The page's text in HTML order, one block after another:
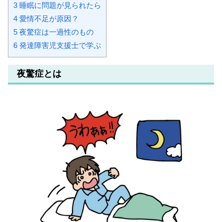
3 睡眠に問題が見られたら
4 愛情不足が原因？
5 夜驚症は一過性のもの
6 発達障害児支援士で学ぶ
夜驚症とは